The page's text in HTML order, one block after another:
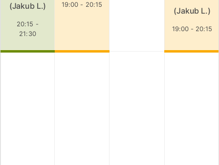
(Jakub L.)
20:15 -
21:30
19:00 - 20:15
(Jakub L.)
19:00 - 20:15